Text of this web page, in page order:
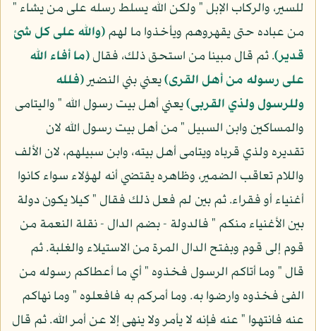
للسير، والركاب الإبل " ولكن الله يسلط رسله على من يشاء "
من عباده حتى يقهروهم ويأخذوا ما لهم(والله على كل شئ
قدير). ثم قال مبينا من استحق ذلك، فقال(ما أفاء الله
على رسوله من أهل القرى)يعني بني النضير(فلله
وللرسول ولذي القربى)يعني أهل بيت رسول الله " واليتامى
والمساكين وابن السبيل " من أهل بيت رسول الله لان
تقديره ولذي قرباه ويتامى أهل بيته، وابن سبيلهم، لان الألف
واللام تعاقب الضمير، وظاهره يقتضي أنه لهؤلاء سواء كانوا
أغنياء أو فقراء. ثم بين لم فعل ذلك فقال " كيلا يكون دولة
بين الأغنياء منكم " فالدولة - بضم الدال - نقلة النعمة من
قوم إلى قوم وبفتح الدال المرة من الاستيلاء والغلبة. ثم
قال " وما أتاكم الرسول فخذوه " أي ما أعطاكم رسوله من
الفئ فخذوه وارضوا به. وما أمركم به فافعلوه " وما نهاكم
عنه فانتهوا " عنه فإنه لا يأمر ولا ينهى إلا عن أمر الله. ثم قال